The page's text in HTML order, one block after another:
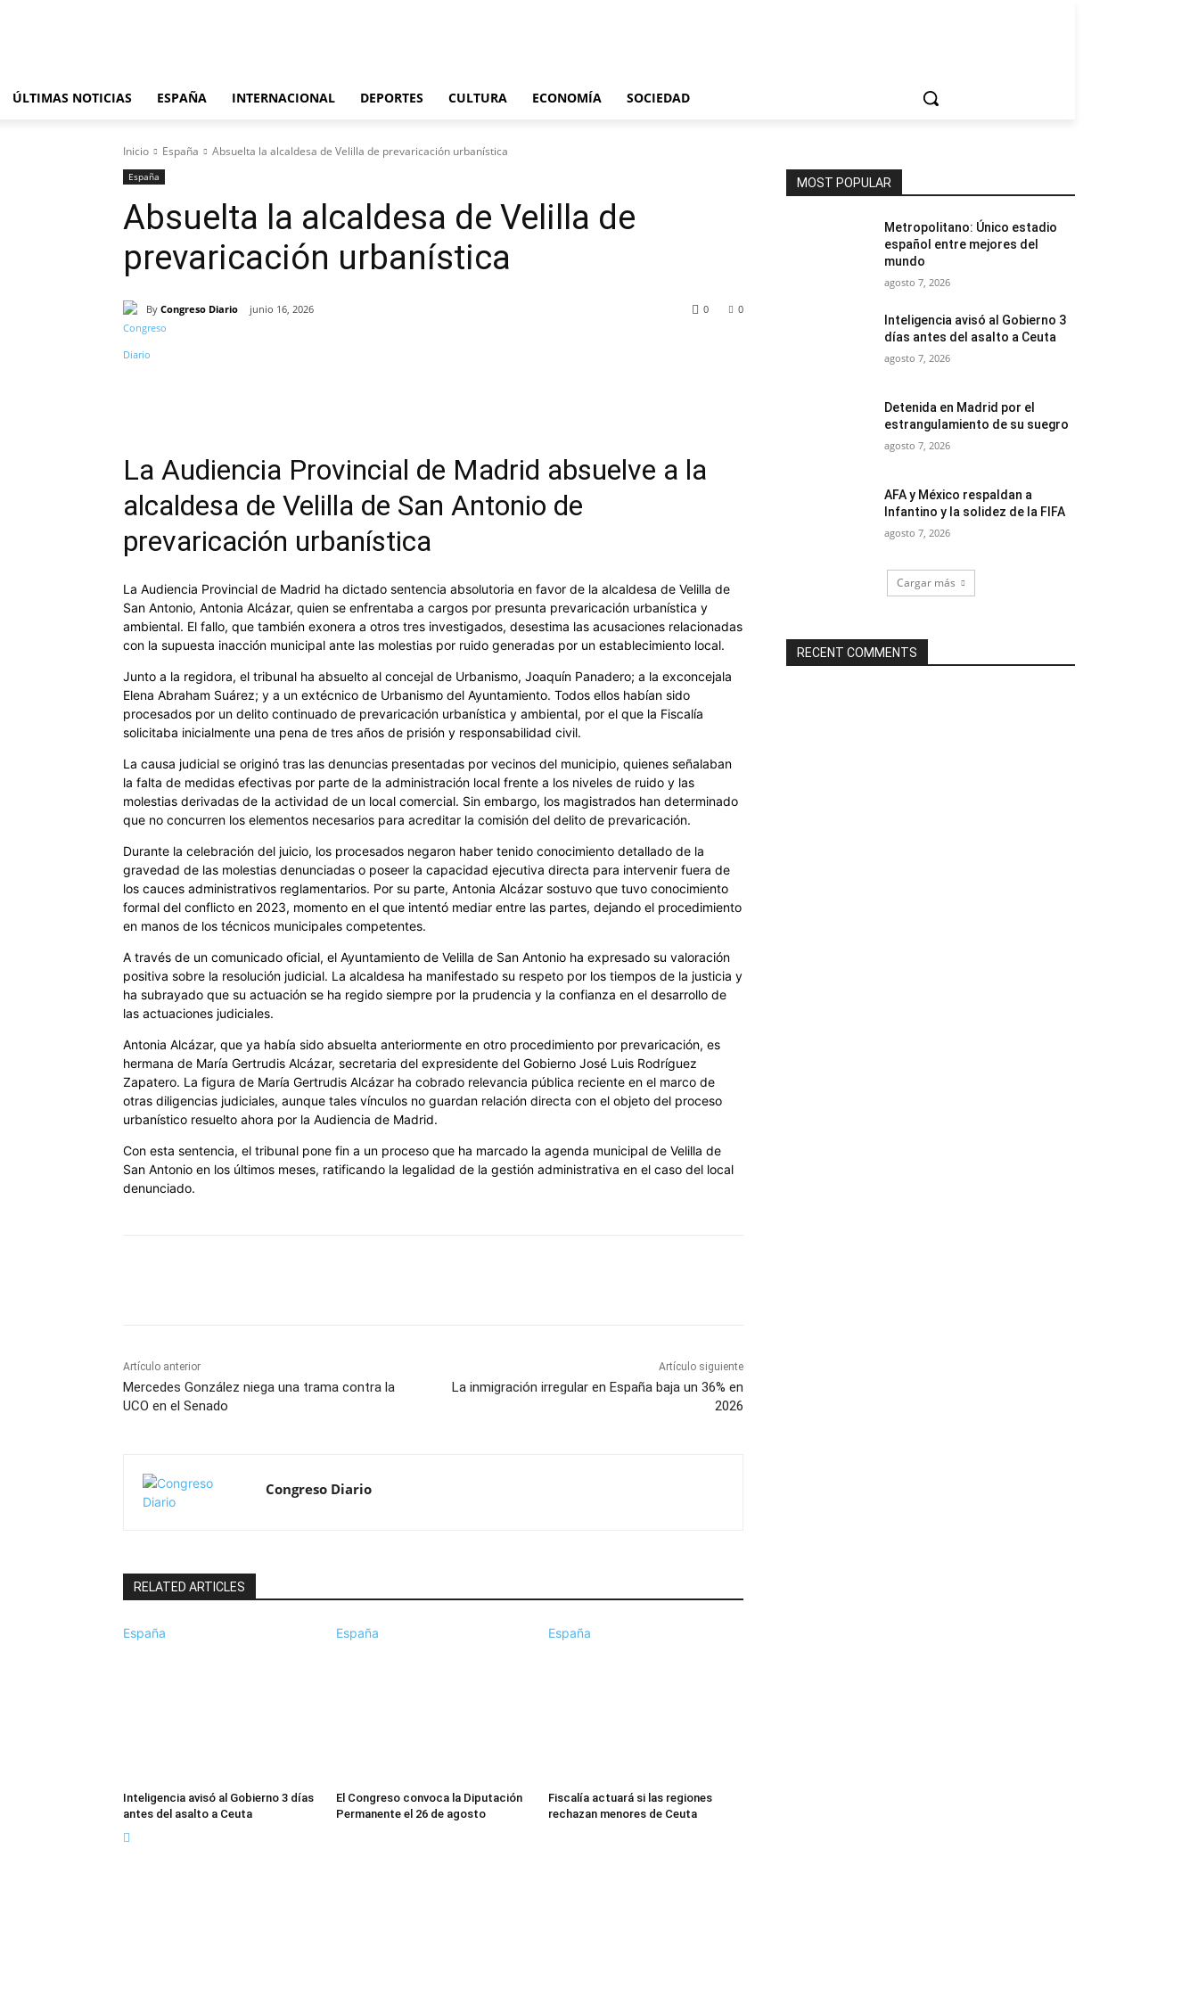
ÚLTIMAS NOTICIAS ESPAÑA INTERNACIONAL DEPORTES CULTURA ECONOMÍA SOCIEDAD
Inicio España Absuelta la alcaldesa de Velilla de prevaricación urbanística
España
Absuelta la alcaldesa de Velilla de
prevaricación urbanística
By Congreso Diario junio 16, 2026 0
0
La Audiencia Provincial de Madrid absuelve a la
alcaldesa de Velilla de San Antonio de
prevaricación urbanística
La Audiencia Provincial de Madrid ha dictado sentencia absolutoria en favor de la alcaldesa de Velilla de
San Antonio, Antonia Alcázar, quien se enfrentaba a cargos por presunta prevaricación urbanística y
ambiental. El fallo, que también exonera a otros tres investigados, desestima las acusaciones relacionadas
con la supuesta inacción municipal ante las molestias por ruido generadas por un establecimiento local.
Junto a la regidora, el tribunal ha absuelto al concejal de Urbanismo, Joaquín Panadero; a la exconcejala
Elena Abraham Suárez; y a un extécnico de Urbanismo del Ayuntamiento. Todos ellos habían sido
procesados por un delito continuado de prevaricación urbanística y ambiental, por el que la Fiscalía
solicitaba inicialmente una pena de tres años de prisión y responsabilidad civil.
La causa judicial se originó tras las denuncias presentadas por vecinos del municipio, quienes señalaban
la falta de medidas efectivas por parte de la administración local frente a los niveles de ruido y las
molestias derivadas de la actividad de un local comercial. Sin embargo, los magistrados han determinado
que no concurren los elementos necesarios para acreditar la comisión del delito de prevaricación.
Durante la celebración del juicio, los procesados negaron haber tenido conocimiento detallado de la
gravedad de las molestias denunciadas o poseer la capacidad ejecutiva directa para intervenir fuera de
los cauces administrativos reglamentarios. Por su parte, Antonia Alcázar sostuvo que tuvo conocimiento
formal del conflicto en 2023, momento en el que intentó mediar entre las partes, dejando el procedimiento
en manos de los técnicos municipales competentes.
A través de un comunicado oficial, el Ayuntamiento de Velilla de San Antonio ha expresado su valoración
positiva sobre la resolución judicial. La alcaldesa ha manifestado su respeto por los tiempos de la justicia y
ha subrayado que su actuación se ha regido siempre por la prudencia y la confianza en el desarrollo de
las actuaciones judiciales.
Antonia Alcázar, que ya había sido absuelta anteriormente en otro procedimiento por prevaricación, es
hermana de María Gertrudis Alcázar, secretaria del expresidente del Gobierno José Luis Rodríguez
Zapatero. La figura de María Gertrudis Alcázar ha cobrado relevancia pública reciente en el marco de
otras diligencias judiciales, aunque tales vínculos no guardan relación directa con el objeto del proceso
urbanístico resuelto ahora por la Audiencia de Madrid.
Con esta sentencia, el tribunal pone fin a un proceso que ha marcado la agenda municipal de Velilla de
San Antonio en los últimos meses, ratificando la legalidad de la gestión administrativa en el caso del local
denunciado.
Artículo anterior
Mercedes González niega una trama contra la
UCO en el Senado
Artículo siguiente
La inmigración irregular en España baja un 36% en
2026
Congreso Diario
RELATED ARTICLES
España
Inteligencia avisó al Gobierno 3 días
antes del asalto a Ceuta
España
El Congreso convoca la Diputación
Permanente el 26 de agosto
España
Fiscalía actuará si las regiones
rechazan menores de Ceuta
MOST POPULAR
Metropolitano: Único estadio
español entre mejores del
mundo
agosto 7, 2026
Inteligencia avisó al Gobierno 3
días antes del asalto a Ceuta
agosto 7, 2026
Detenida en Madrid por el
estrangulamiento de su suegro
agosto 7, 2026
AFA y México respaldan a
Infantino y la solidez de la FIFA
agosto 7, 2026
Cargar más
RECENT COMMENTS